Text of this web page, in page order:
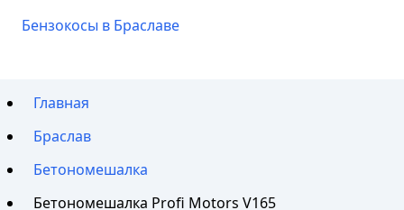
Бензокосы в Браславе
Главная
Браслав
Бетономешалка
Бетономешалка Profi Motors V165